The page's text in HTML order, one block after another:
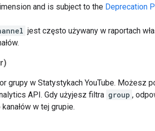
and is subject to the Deprecation
jest często używany w raportach
grupy w Statystykach YouTube. Możesz
API. Gdy użyjesz filtra group ,
kanałów w tej grupie.